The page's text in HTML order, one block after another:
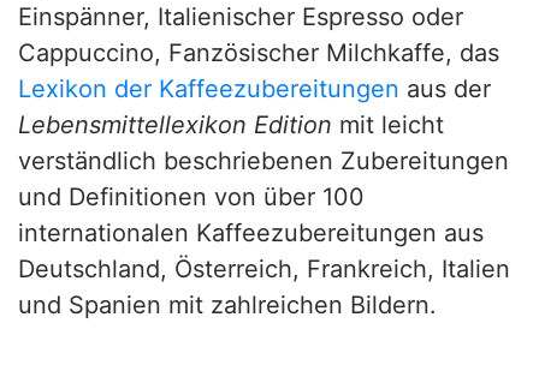
Einspänner, Italienischer Espresso oder
Cappuccino, Fanzösischer Milchkaffe, das
Lexikon der Kaffeezubereitungen aus der
Lebensmittellexikon Edition mit leicht
verständlich beschriebenen Zubereitungen
und Definitionen von über 100
internationalen Kaffeezubereitungen aus
Deutschland, Österreich, Frankreich, Italien
und Spanien mit zahlreichen Bildern.